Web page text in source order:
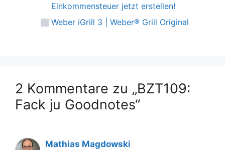
Einkommensteuer jetzt erstellen!
Weber iGrill 3 | Weber® Grill Original
2 Kommentare zu „BZT109:
Fack ju Goodnotes“
Mathias Magdowski